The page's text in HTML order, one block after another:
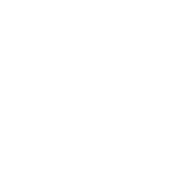
り
羅